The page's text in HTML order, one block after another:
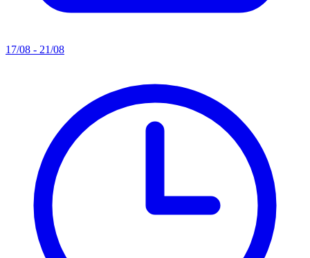
17/08 - 21/08